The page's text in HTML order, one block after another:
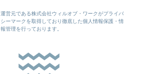
運営元である株式会社ウィルオブ・ワークがプライバ
シーマークを取得しており徹底した個人情報保護・情
報管理を行っております。